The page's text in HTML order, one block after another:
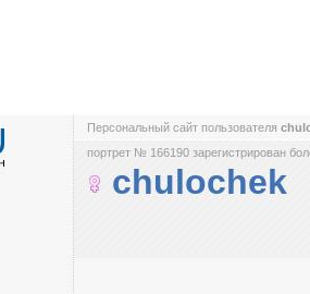
Персональный сайт пользователя
портрет № 166190 зарегистрирован
chulochek